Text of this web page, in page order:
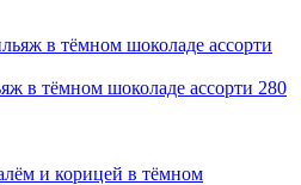
в тёмном шоколаде ассорти 280
и корицей в тёмном